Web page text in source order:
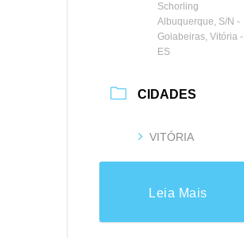
Schorling
Albuquerque, S/N -
Goiabeiras, Vitória -
ES
CIDADES
VITÓRIA
Leia Mais